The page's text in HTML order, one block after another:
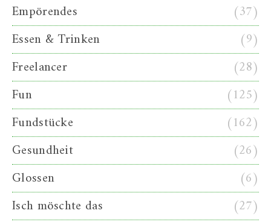
Empörendes
(37)
Essen & Trinken
(9)
Freelancer
(28)
Fun
(125)
Fundstücke
(162)
Gesundheit
(26)
Glossen
(6)
Isch möschte das
(27)